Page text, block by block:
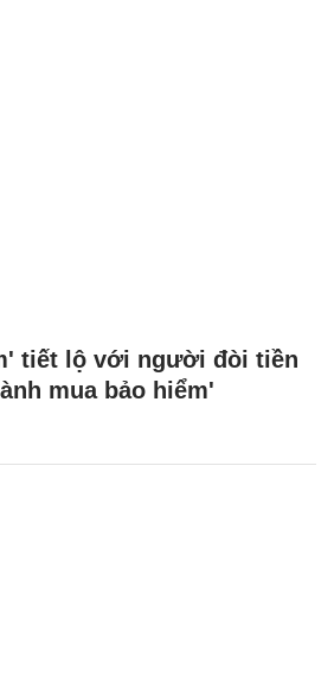
tiết lộ với người đòi tiền
mua bảo hiểm'